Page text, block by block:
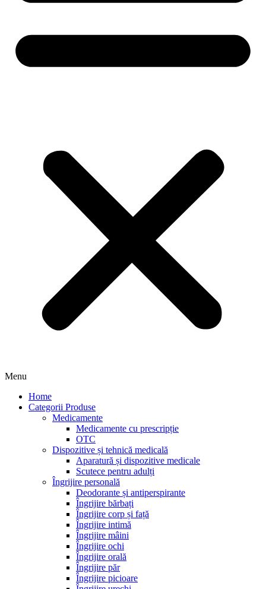
Menu
Home
Categorii Produse
Medicamente
Medicamente cu prescripție
OTC
Dispozitive și tehnică medicală
Aparatură și dispozitive medicale
Scutece pentru adulți
Îngrijire personală
Deodorante și antiperspirante
Îngrijire bărbați
Îngrijire corp și față
Îngrijire intimă
Îngrijire mâini
Îngrijire ochi
Îngrijire orală
Îngrijire păr
Îngrijire picioare